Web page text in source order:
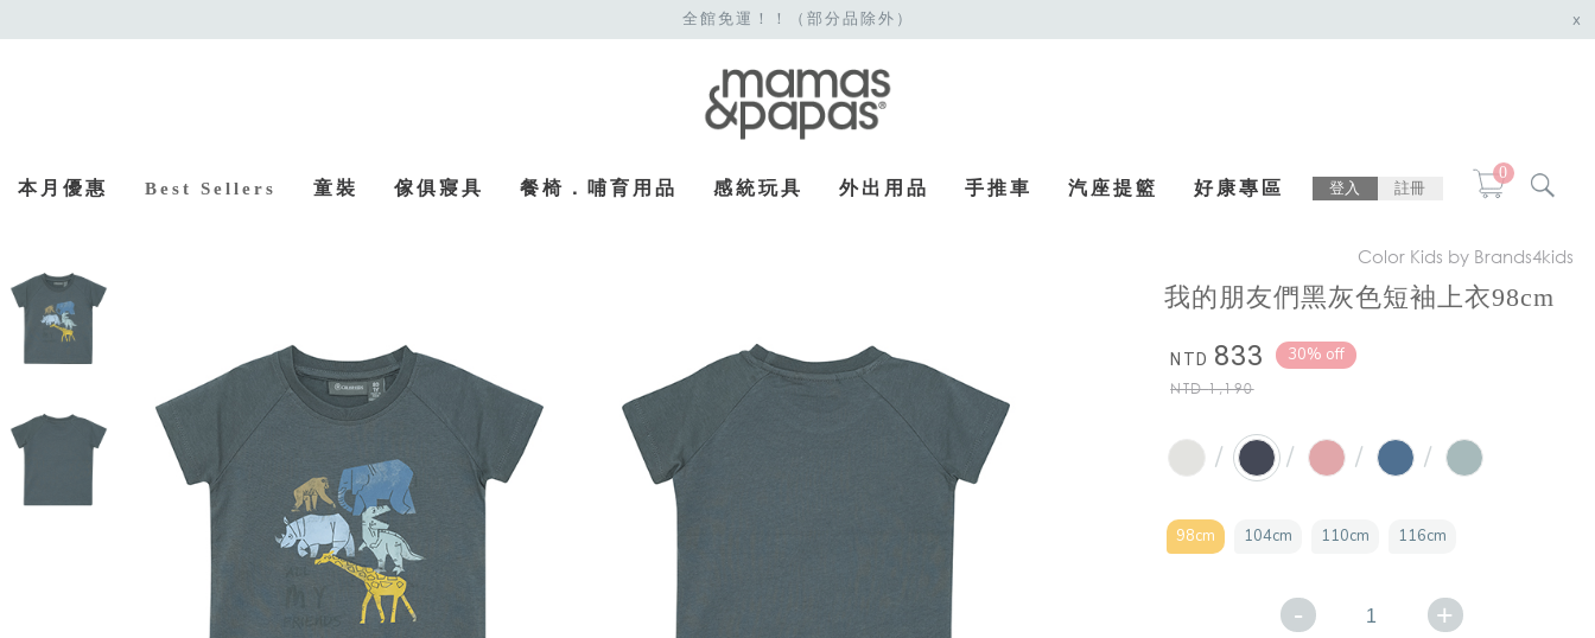
全館免運！！（部分品除外） x
本月優惠 Best Sellers 童裝 傢俱寢具 餐椅．哺育用品 感統玩具 外出用品 手推車 汽座提籃 好康專區 登入 註冊
0
Color Kids by Brands4kids
我的朋友們黑灰色短袖上衣98cm
NTD 833
NTD1,190
30% off
/ / / /
98cm 104cm 110cm 116cm
- +